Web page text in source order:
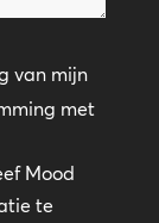
van mijn
met
Mood
te